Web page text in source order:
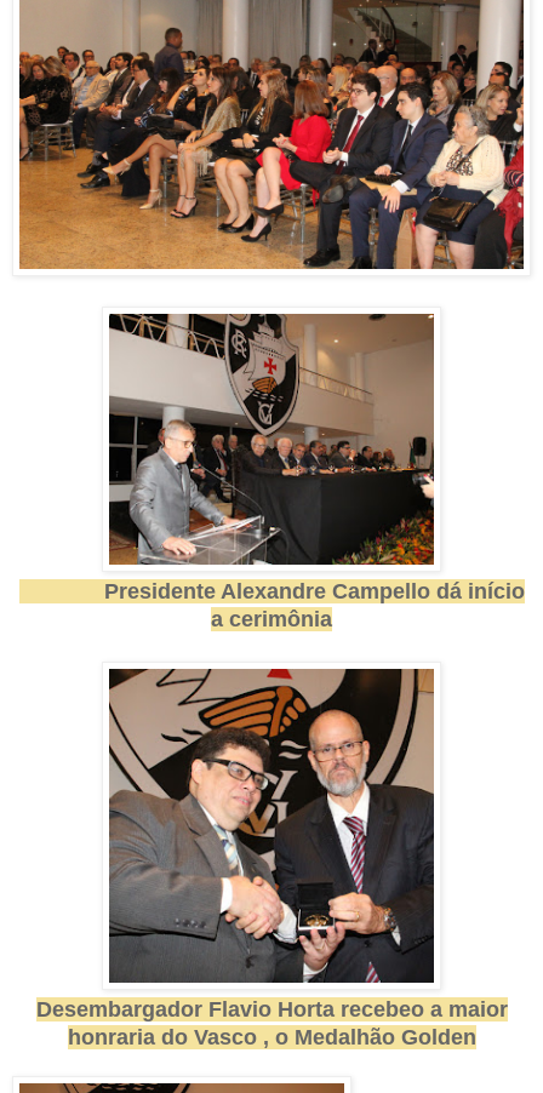
Presidente Alexandre Campello dá início
a cerimônia
Desembargador Flavio Horta recebeo a maior
honraria do Vasco , o Medalhão Golden